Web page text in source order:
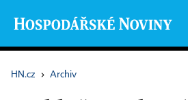
HN.cz › Archiv